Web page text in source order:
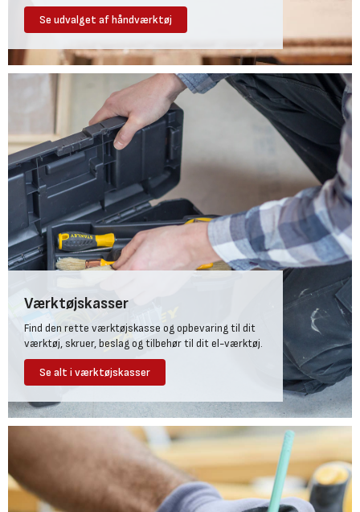
Se udvalget af håndværktøj
Værktøjskasser
Find den rette værktøjskasse og opbevaring til dit
værktøj, skruer, beslag og tilbehør til dit el-værktøj.
Se alt i værktøjskasser